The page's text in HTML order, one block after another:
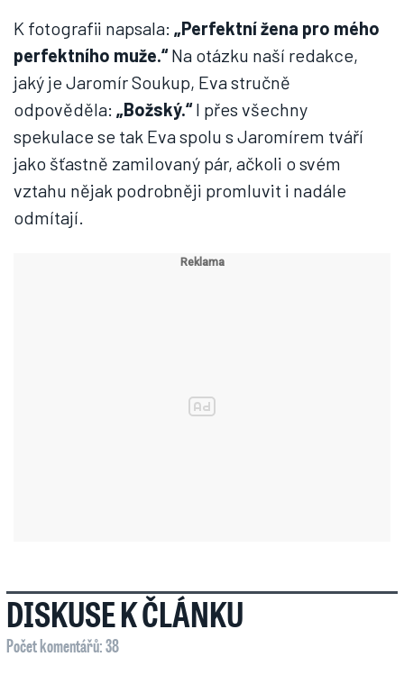
K fotografii napsala: „Perfektní žena pro mého
perfektního muže.“Na otázku naší redakce,
jaký je Jaromír Soukup, Eva stručně
odpověděla: „Božský.“I přes všechny
spekulace se tak Eva spolu s Jaromírem tváří
jako šťastně zamilovaný pár, ačkoli o svém
vztahu nějak podrobněji promluvit i nadále
odmítají.
DISKUSE K ČLÁNKU
Počet komentářů: 38